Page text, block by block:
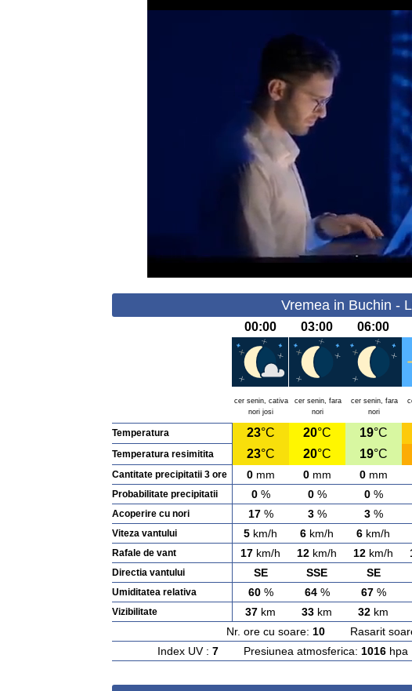
Vremea in Buchin -
00:00 03:00 06:00
cer senin, cativa
nori josi
cer senin, fara
nori
cer senin, fara
nori
Temperatura 23°C 20°C 19°C
Temperatura resimitita 23°C 20°C 19°C
Cantitate precipitatii 3 ore 0mm 0mm 0mm
Probabilitate precipitatii 0% 0% 0%
Acoperire cu nori 17% 3% 3%
Viteza vantului 5 km/h 6 km/h 6 km/h
Rafale de vant 17 km/h 12 km/h 12 km/h
Directia vantului SE SSE SE
Umiditatea relativa 60% 64% 67%
Vizibilitate 37 km 33 km 32 km
Nr. ore cu soare: 10 Rasarit
Index UV : 7 Presiunea atmosferica: 1016